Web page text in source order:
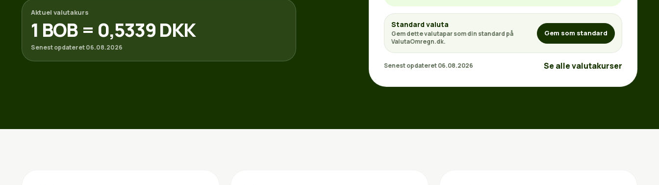
Aktuel valutakurs
1 BOB = 0,5339 DKK
Senest opdateret 06.08.2026
Standard valuta
Gem dette valutapar som din standard på
ValutaOmregn.dk.
Gem som standard
Senest opdateret 06.08.2026 Se alle valutakurser